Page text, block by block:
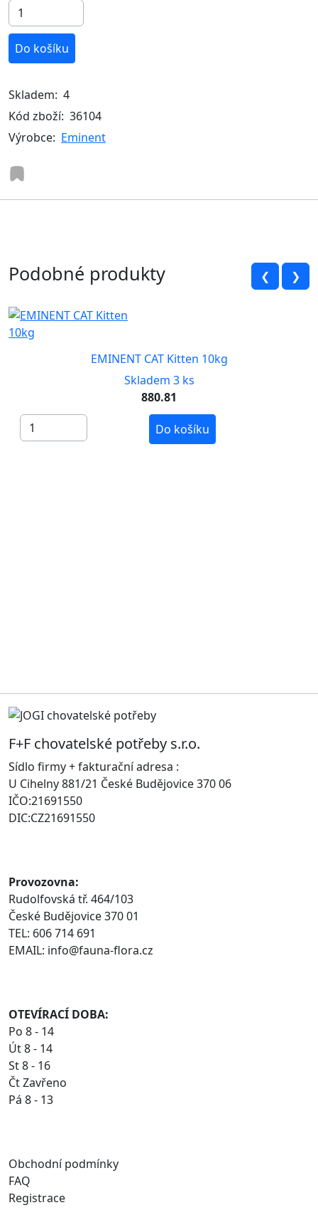
Do košíku
Skladem: 4
Kód zboží: 36104
Výrobce: Eminent
Podobné produkty ❮ ❯
EMINENT CAT Kitten 10kg
Skladem 3 ks
880.81
Do košíku
F+F chovatelské potřeby s.r.o.
Sídlo firmy + fakturační adresa :
U Cihelny 881/21 České Budějovice 370 06
IČO:21691550
DIC:CZ21691550
Provozovna:
Rudolfovská tř. 464/103
České Budějovice 370 01
TEL: 606 714 691
EMAIL: info@fauna-flora.cz
OTEVÍRACÍ DOBA:
Po 8 - 14
Út 8 - 14
St 8 - 16
Čt Zavřeno
Pá 8 - 13
Obchodní podmínky
FAQ
Registrace